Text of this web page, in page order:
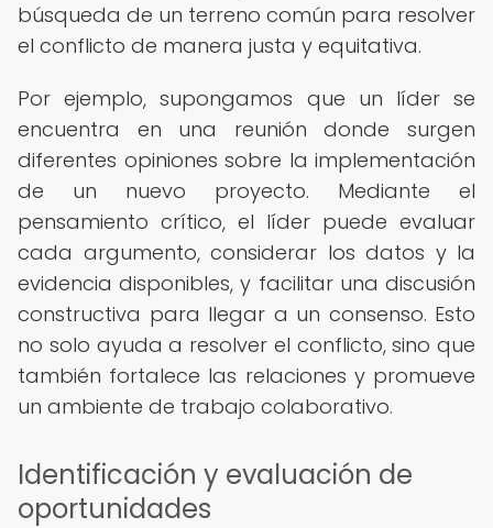
búsqueda de un terreno común para resolver
el conflicto de manera justa y equitativa.
Por ejemplo, supongamos que un líder se
encuentra en una reunión donde surgen
diferentes opiniones sobre la implementación
de un nuevo proyecto. Mediante el
pensamiento crítico, el líder puede evaluar
cada argumento, considerar los datos y la
evidencia disponibles, y facilitar una discusión
constructiva para llegar a un consenso. Esto
no solo ayuda a resolver el conflicto, sino que
también fortalece las relaciones y promueve
un ambiente de trabajo colaborativo.
Identificación y evaluación de
oportunidades